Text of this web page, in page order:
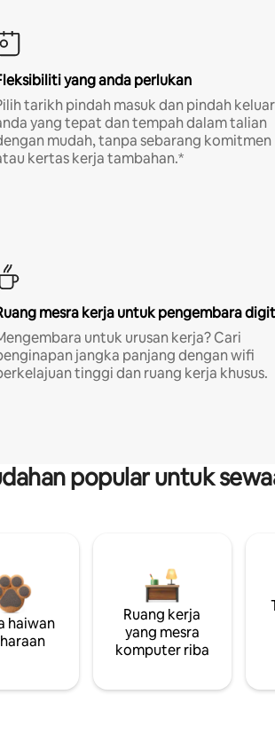
yang anda perlukan
tarikh pindah masuk dan pindah keluar
yang tepat dan tempah dalam talian
mudah, tanpa sebarang komitmen
kertas kerja tambahan.*
mesra kerja untuk pengembara
untuk urusan kerja? Cari
jangka panjang dengan wifi
tinggi dan ruang kerja khusus.
popular untuk
haiwan
Ruang kerja
yang mesra
komputer riba